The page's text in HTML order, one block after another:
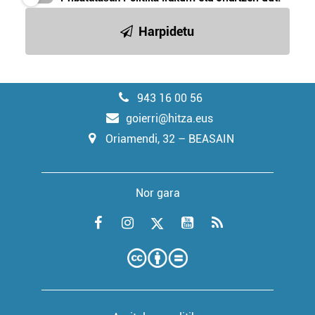
Harpidetu
943 16 00 56
goierri@hitza.eus
Oriamendi, 32 – BEASAIN
Nor gara